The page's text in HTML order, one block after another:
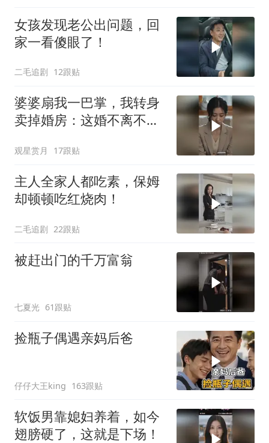
女孩发现老公出问题，回
家一看傻眼了！
二毛追剧 12跟贴
婆婆扇我一巴掌，我转身
卖掉婚房：这婚不离不
观星赏月 17跟贴
主人全家人都吃素，保姆
却顿顿吃红烧肉！
二毛追剧 22跟贴
被赶出门的千万富翁
七夏光 61跟贴
捡瓶子偶遇亲妈后爸
仔仔大王king 163跟贴
软饭男靠媳妇养着，如今
翅膀硬了，这就是下场！